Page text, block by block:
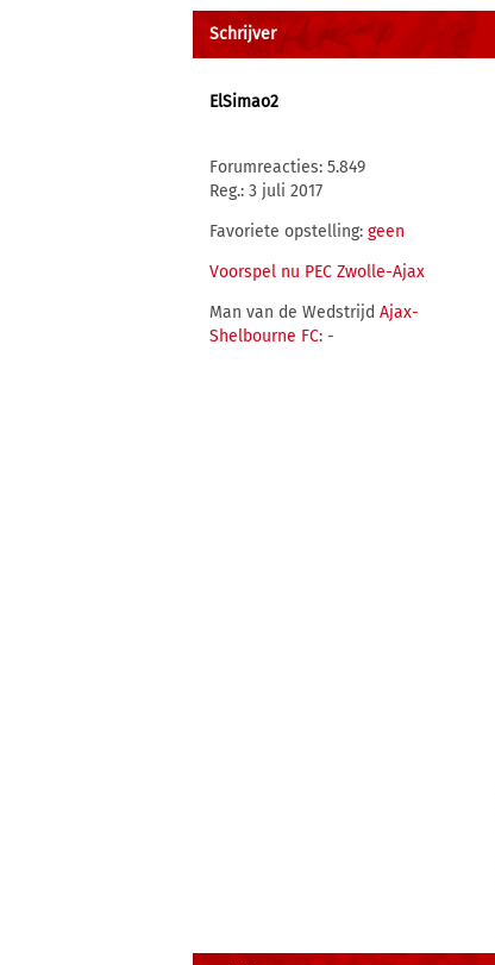
Schrijver
ElSimao2
Forumreacties: 5.849
Reg.: 3 juli 2017
Favoriete opstelling: geen
Voorspel nu PEC Zwolle-Ajax
Man van de Wedstrijd Ajax-
Shelbourne FC: -